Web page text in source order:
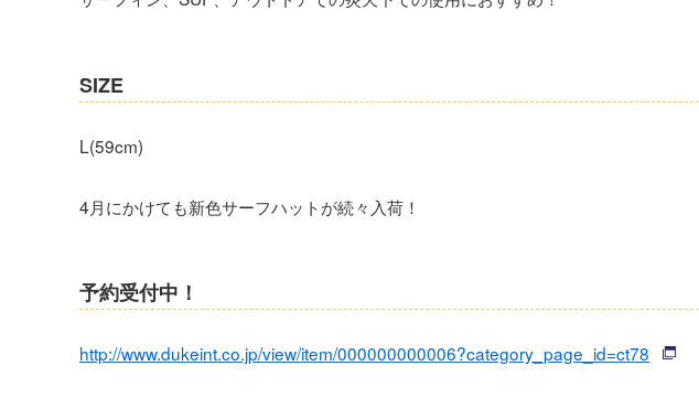
SIZE
L(59cm)
4月にかけても新色サーフハットが続々入荷！
予約受付中！
http://www.dukeint.co.jp/view/item/000000000006?category_page_id=ct78